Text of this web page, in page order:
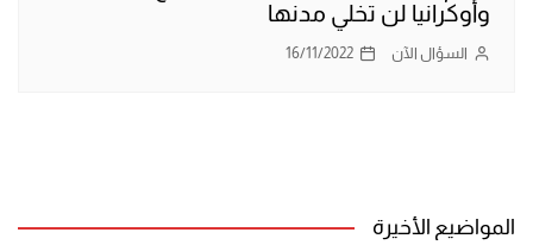
وأوكرانيا لن تخلي مدنها
السؤال الآن 16/11/2022
المواضيع الأخيرة